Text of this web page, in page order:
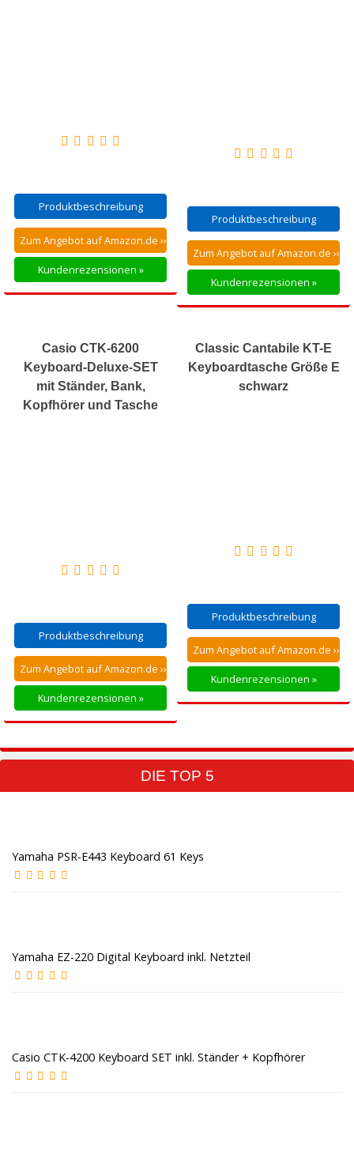
Produktbeschreibung
Zum Angebot auf Amazon.de ››
Kundenrezensionen »
Produktbeschreibung
Zum Angebot auf Amazon.de ››
Kundenrezensionen »
Casio CTK-6200
Keyboard-Deluxe-SET
mit Ständer, Bank,
Kopfhörer und Tasche
Produktbeschreibung
Zum Angebot auf Amazon.de ››
Kundenrezensionen »
Classic Cantabile KT-E
Keyboardtasche Größe E
schwarz
Produktbeschreibung
Zum Angebot auf Amazon.de ››
Kundenrezensionen »
DIE TOP 5
Yamaha PSR-E443 Keyboard 61 Keys
Yamaha EZ-220 Digital Keyboard inkl. Netzteil
Casio CTK-4200 Keyboard SET inkl. Ständer + Kopfhörer